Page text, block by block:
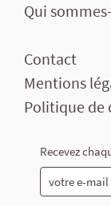
Qui
Contact
Mentions
Politique de
Recevez